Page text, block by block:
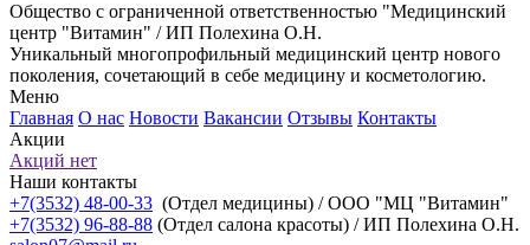
Общество с ограниченной ответственностью "Медицинский
центр "Витамин" / ИП Полехина О.Н.
Уникальный многопрофильный медицинский центр нового
поколения, сочетающий в себе медицину и косметологию.
Меню
Главная О нас Новости Вакансии Отзывы Контакты
Акции
Акций нет
Наши контакты
+7(3532) 48-00-33 (Отдел медицины) / ООО "МЦ "Витамин"
+7(3532) 96-88-88 (Отдел салона красоты) / ИП Полехина О.Н.